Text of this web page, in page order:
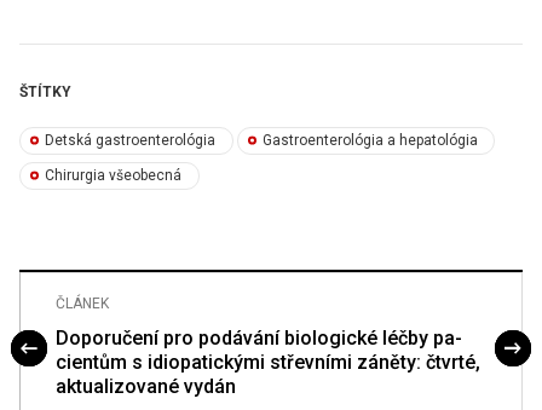
ŠTÍTKY
Detská gastroenterológia Gastroenterológia a hepatológia
Chirurgia všeobecná
ČLÁNEK
Doporučení pro podávání bio­logické léčby pa­
cientům s idiopatickými střevními záněty: čtvrté,
aktualizované vydán